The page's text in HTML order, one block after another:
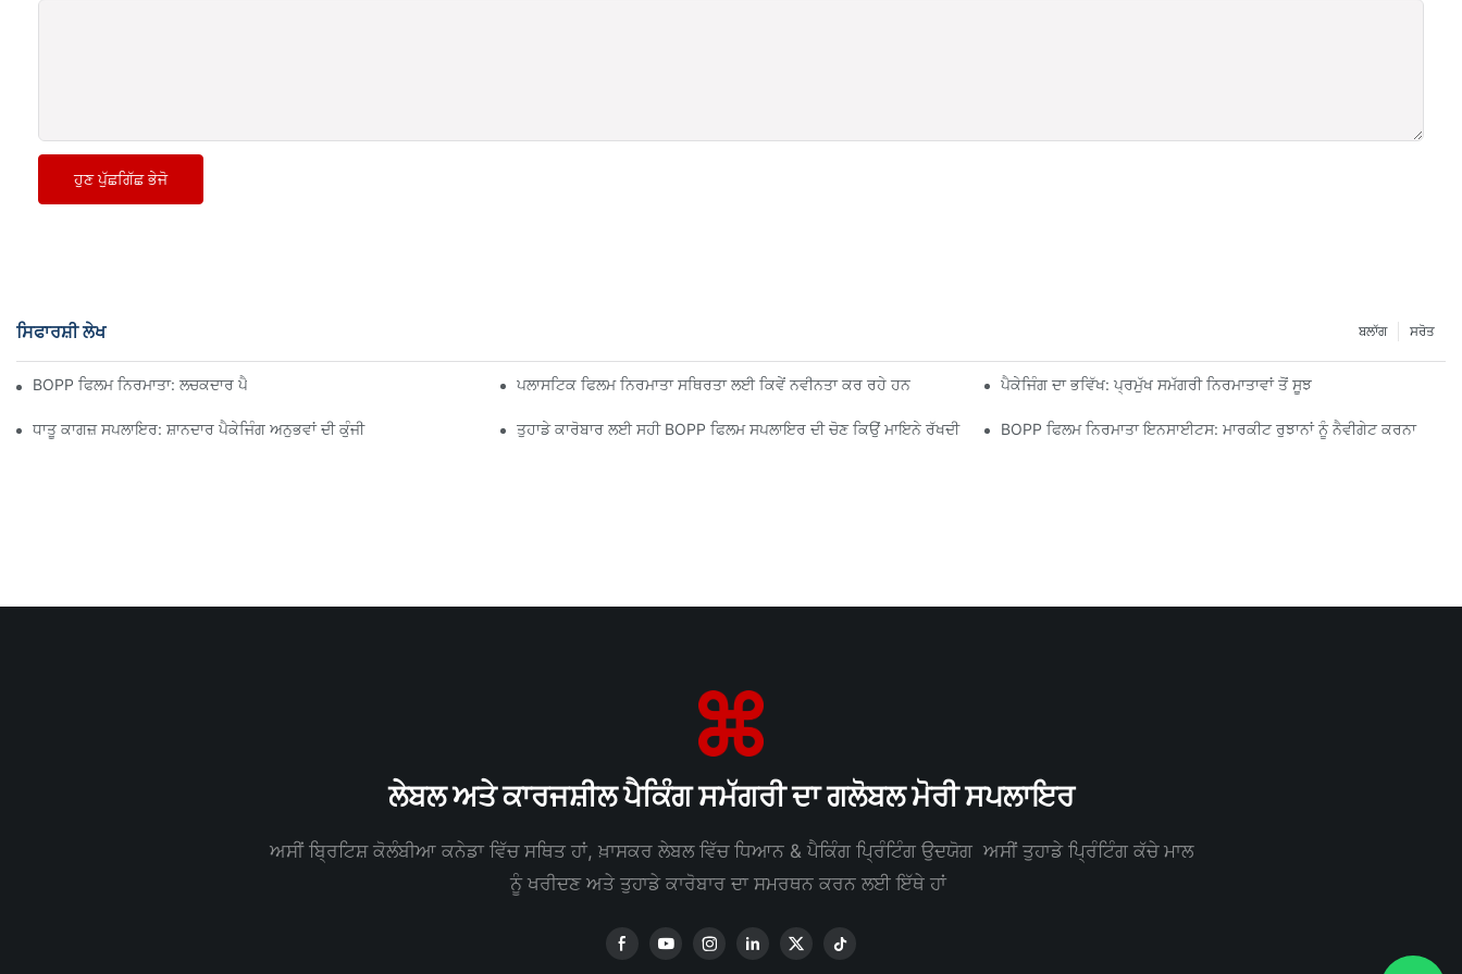
ਹੁਣ ਪੁੱਛਗਿੱਛ ਭੇਜੋ
ਸਿਫਾਰਸ਼ੀ ਲੇਖ ਸਰੋਤ
ਬਲਾੱਗ
BOPP ਫਿਲਮ ਨਿਰਮਾਤਾ: ਲਚਕਦਾਰ ਪੈਕੇਜਿੰਗ ਦੀ ਰੀੜ੍ਹ ਦੀ ਹੱਡੀ ਪਲਾਸਟਿਕ ਫਿਲਮ ਨਿਰਮਾਤਾ ਸਥਿਰਤਾ ਲਈ ਕਿਵੇਂ ਨਵੀਨਤਾ ਕਰ ਰਹੇ ਹਨ ਪੈਕੇਜਿੰਗ ਦਾ ਭਵਿੱਖ: ਪ੍ਰਮੁੱਖ ਸਮੱਗਰੀ ਨਿਰਮਾਤਾਵਾਂ ਤੋਂ ਸੂਝ
ਧਾਤੂ ਕਾਗਜ਼ ਸਪਲਾਇਰ: ਸ਼ਾਨਦਾਰ ਪੈਕੇਜਿੰਗ ਅਨੁਭਵਾਂ ਦੀ ਕੁੰਜੀ ਤੁਹਾਡੇ ਕਾਰੋਬਾਰ ਲਈ ਸਹੀ BOPP ਫਿਲਮ ਸਪਲਾਇਰ ਦੀ ਚੋਣ ਕਿਉਂ ਮਾਇਨੇ ਰੱਖਦੀ ਹੈ BOPP ਫਿਲਮ ਨਿਰਮਾਤਾ ਇਨਸਾਈਟਸ: ਮਾਰਕੀਟ ਰੁਝਾਨਾਂ ਨੂੰ ਨੈਵੀਗੇਟ ਕਰਨਾ
ਲੇਬਲ ਅਤੇ ਕਾਰਜਸ਼ੀਲ ਪੈਕਿੰਗ ਸਮੱਗਰੀ ਦਾ ਗਲੋਬਲ ਮੋਰੀ ਸਪਲਾਇਰ
ਅਸੀਂ ਬ੍ਰਿਟਿਸ਼ ਕੋਲੰਬੀਆ ਕਨੇਡਾ ਵਿੱਚ ਸਥਿਤ ਹਾਂ, ਖ਼ਾਸਕਰ ਲੇਬਲ ਵਿੱਚ ਧਿਆਨ & ਪੈਕਿੰਗ ਪ੍ਰਿੰਟਿੰਗ ਉਦਯੋਗ ਅਸੀਂ ਤੁਹਾਡੇ ਪ੍ਰਿੰਟਿੰਗ ਕੱਚੇ ਮਾਲ
ਨੂੰ ਖਰੀਦਣ ਅਤੇ ਤੁਹਾਡੇ ਕਾਰੋਬਾਰ ਦਾ ਸਮਰਥਨ ਕਰਨ ਲਈ ਇੱਥੇ ਹਾਂ